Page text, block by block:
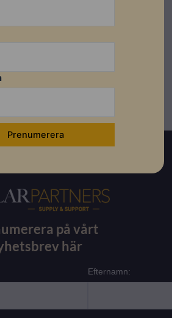
på vårt
här
Efternamn: